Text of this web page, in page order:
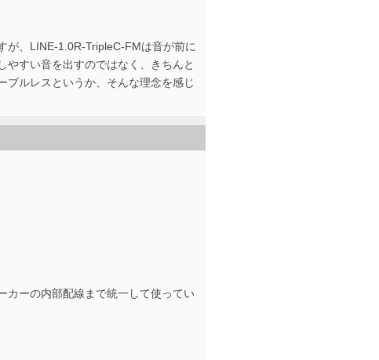
が、LINE-1.0R-TripleC-FMは音が前に
やすい音を出すのではなく、きちんと
ブルレスというか、そんな理念を感じ
カーの内部配線まで統一して使ってい